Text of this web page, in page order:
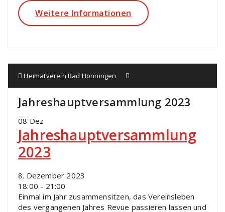
Weitere Informationen
Heimatverein Bad Hönningen
Jahreshauptversammlung 2023
08 Dez
Jahreshauptversammlung
2023
8. Dezember 2023
18:00 - 21:00
Einmal im Jahr zusammensitzen, das Vereinsleben
des vergangenen Jahres Revue passieren lassen und